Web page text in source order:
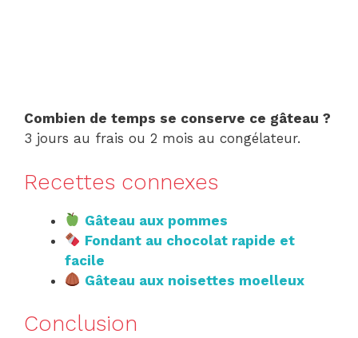
Combien de temps se conserve ce gâteau ?
3 jours au frais ou 2 mois au congélateur.
Recettes connexes
Gâteau aux pommes
Fondant au chocolat rapide et
facile
Gâteau aux noisettes moelleux
Conclusion